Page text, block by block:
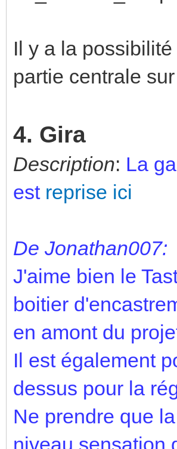
Il y a la
partie centrale
4. Gira
Description: La
est reprise ici
De Jonathan007:
J'aime bien le
boitier
en amont du
Il est également
dessus pour la
Ne prendre que
niveau sensation